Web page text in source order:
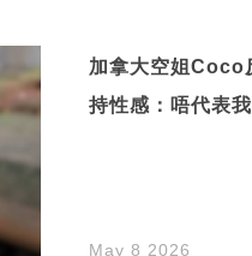
加拿大空姐Coco
持性感：唔代表
May 8 2026